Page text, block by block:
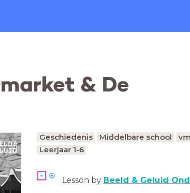
& De
Geschiedenis Middelbare school
Leerjaar 1-6
Lesson by Beeld & Geluid